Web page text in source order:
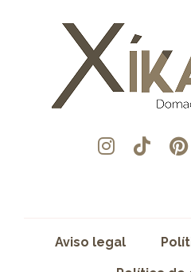
Aviso legal